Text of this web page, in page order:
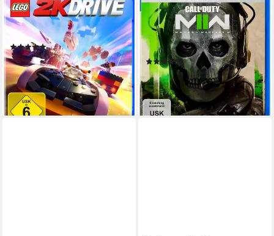
PlayStation 4 Plattform
ab 6 Jahren
USK-Freigabe
2K Games
Publisher
(8)
ab 9,89 € UVP29,99 €
-67%
lieferbar - in 2-3 Werktagen bei dir
PlayStation 4 Plattform
Action
Genre
(104)
38,21 € UVP79,99 €
-52%
lieferbar - in 2-3 Werktagen bei dir